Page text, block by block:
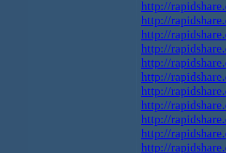
http://
http://
http://
http://
http://
http://
http://
http://
http://
http://
http://